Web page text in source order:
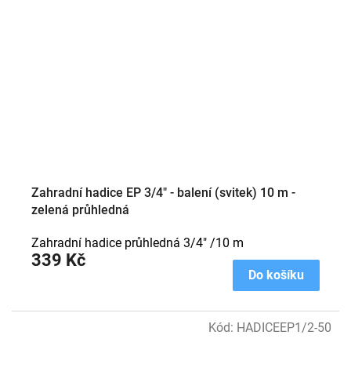
Zahradní hadice EP 3/4" - balení (svitek) 10 m -
zelená průhledná
339 Kč
Do košíku
Zahradní hadice průhledná 3/4" /10 m
Kód: HADICEEP1/2-50